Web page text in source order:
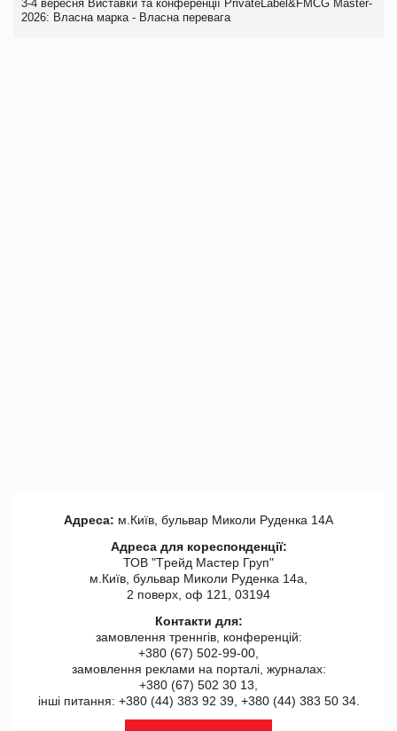
3-4 вересня Виставки та конференції PrivateLabel&FMCG Master-
2026: Власна марка - Власна перевага
Адреса: м.Київ, бульвар Миколи Руденка 14А
Адреса для кореспонденції:
ТОВ "Tрейд Мастер Груп"
м.Київ, бульвар Миколи Руденка 14а,
2 поверх, оф 121, 03194
Контакти для:
замовлення треннгів, конференцій:
+380 (67) 502-99-00,
замовлення реклами на порталі, журналах:
+380 (67) 502 30 13,
інші питання: +380 (44) 383 92 39, +380 (44) 383 50 34.